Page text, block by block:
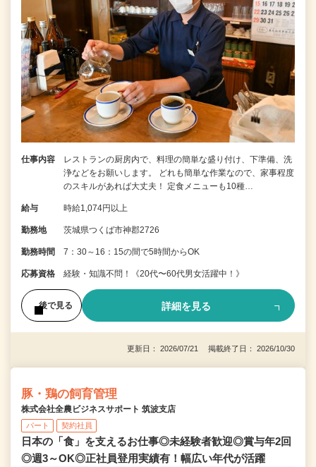
仕事内容
レストランの厨房内で、料理の簡単な盛り付け、下準備、洗
浄などをお願いします。 どれも簡単な作業なので、家事程度
のスキルがあれば大丈夫！ 定食メニューも10種…
給与 時給1,074円以上
勤務地 茨城県つくば市神郡2726
勤務時間 7：30～16：15の間で5時間からOK
応募資格 経験・知識不問！《20代〜60代男女活躍中！》
後で見る 詳細を見る
更新日： 2026/07/21 掲載終了日： 2026/10/30
豚・鶏の飼育管理
株式会社全農ビジネスサポート 筑波支店
パート 契約社員
日本の「食」を支えるお仕事◎未経験者歓迎◎賞与年2回
◎週3～OK◎正社員登用実績有！幅広い年代が活躍